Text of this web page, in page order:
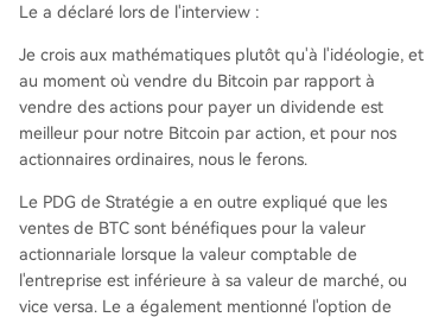
Le a déclaré lors de l'interview :
Je crois aux mathématiques plutôt qu'à l'idéologie, et
au moment où vendre du Bitcoin par rapport à
vendre des actions pour payer un dividende est
meilleur pour notre Bitcoin par action, et pour nos
actionnaires ordinaires, nous le ferons.
Le PDG de Stratégie a en outre expliqué que les
ventes de BTC sont bénéfiques pour la valeur
actionnariale lorsque la valeur comptable de
l'entreprise est inférieure à sa valeur de marché, ou
vice versa. Le a également mentionné l'option de